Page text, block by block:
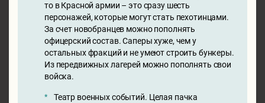
то в Красной армии – это сразу шесть
персонажей, которые могут стать пехотинцами.
За счет новобранцев можно пополнять
офицерский состав. Саперы хуже, чем у
остальных фракций и не умеют строить бункеры.
Из передвижных лагерей можно пополнять свои
войска.
Театр военных событий. Целая пачка